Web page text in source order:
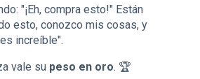
"¡Eh, compra esto!" Están
esto, conozco mis cosas, y
increíble".
vale su peso en oro. 🏆